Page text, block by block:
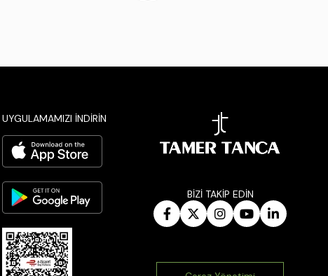
UYGULAMAMIZI İNDİRİN
BİZİ TAKİP EDİN